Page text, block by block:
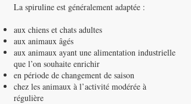
La spiruline est généralement adaptée :
aux chiens et chats adultes
aux animaux âgés
aux animaux ayant une alimentation industrielle
que l’on souhaite enrichir
en période de changement de saison
chez les animaux à l’activité modérée à
régulière